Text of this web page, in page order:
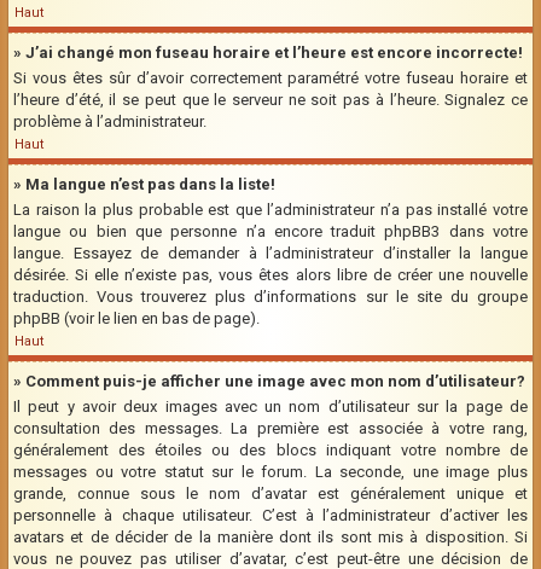
Haut
» J’ai changé mon fuseau horaire et l’heure est encore incorrecte!
Si vous êtes sûr d’avoir correctement paramétré votre fuseau horaire et
l’heure d’été, il se peut que le serveur ne soit pas à l’heure. Signalez ce
problème à l’administrateur.
Haut
» Ma langue n’est pas dans la liste!
La raison la plus probable est que l’administrateur n’a pas installé votre
langue ou bien que personne n’a encore traduit phpBB3 dans votre
langue. Essayez de demander à l’administrateur d’installer la langue
désirée. Si elle n’existe pas, vous êtes alors libre de créer une nouvelle
traduction. Vous trouverez plus d’informations sur le site du groupe
phpBB (voir le lien en bas de page).
Haut
» Comment puis-je afficher une image avec mon nom d’utilisateur?
Il peut y avoir deux images avec un nom d’utilisateur sur la page de
consultation des messages. La première est associée à votre rang,
généralement des étoiles ou des blocs indiquant votre nombre de
messages ou votre statut sur le forum. La seconde, une image plus
grande, connue sous le nom d’avatar est généralement unique et
personnelle à chaque utilisateur. C’est à l’administrateur d’activer les
avatars et de décider de la manière dont ils sont mis à disposition. Si
vous ne pouvez pas utiliser d’avatar, c’est peut-être une décision de